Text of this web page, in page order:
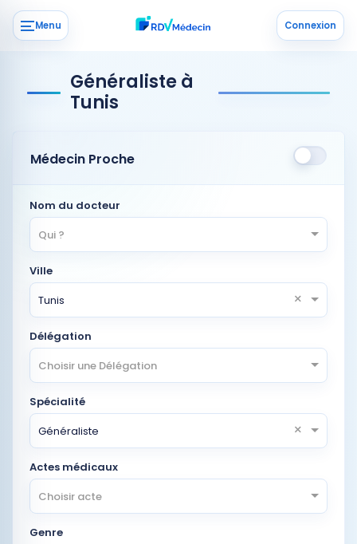
Menu Connexion
Généraliste à
Tunis
Médecin Proche
Nom du docteur
Qui ?
Ville
Tunis
×
Délégation
Choisir une Délégation
Spécialité
Généraliste
×
Actes médicaux
Choisir acte
Genre